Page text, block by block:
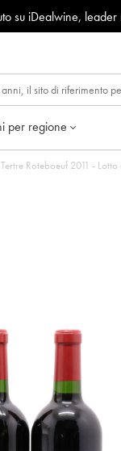
su iDealwine,
per regione
Château Tertre